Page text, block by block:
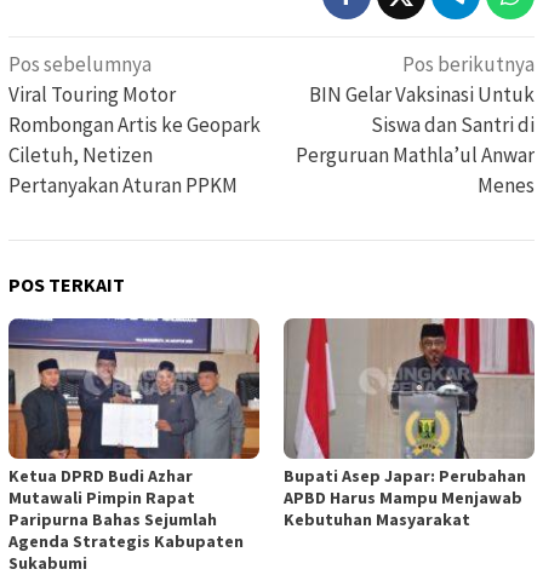
Navigasi
pos
Pos sebelumnya
Viral Touring Motor
Rombongan Artis ke Geopark
Ciletuh, Netizen
Pertanyakan Aturan PPKM
Pos berikutnya
BIN Gelar Vaksinasi Untuk
Siswa dan Santri di
Perguruan Mathla’ul Anwar
Menes
POS TERKAIT
Ketua DPRD Budi Azhar
Mutawali Pimpin Rapat
Paripurna Bahas Sejumlah
Agenda Strategis Kabupaten
Sukabumi
Bupati Asep Japar: Perubahan
APBD Harus Mampu Menjawab
Kebutuhan Masyarakat